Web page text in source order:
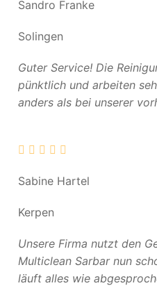
Sandro Franke
Solingen
Guter Service! Die
pünktlich und arbeiten
anders als bei unserer
Sabine Hartel
Kerpen
Unsere Firma nutzt den
Multiclean Sarbar nun
läuft alles wie